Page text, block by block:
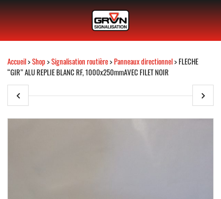
Accueil>Shop>Signalisation routière>Panneaux directionnel> FLECHE
“GIR” ALU REPLIE BLANC RF, 1000x250mmAVEC FILET NOIR